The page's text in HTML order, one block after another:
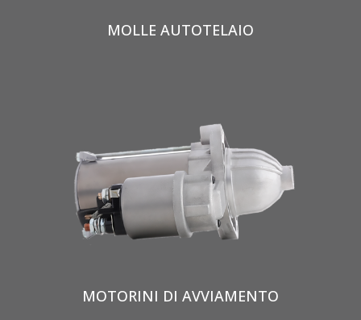
MOLLE AUTOTELAIO
MOTORINI DI AVVIAMENTO